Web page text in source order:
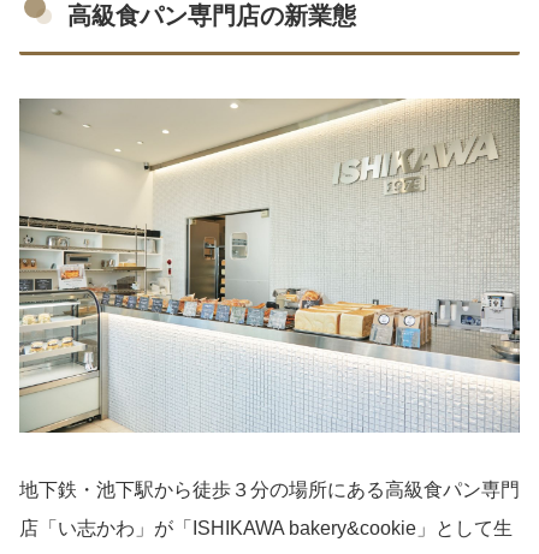
高級食パン専門店の新業態
地下鉄・池下駅から徒歩３分の場所にある高級食パン専門
店「い志かわ」が「ISHIKAWA bakery&cookie」として生